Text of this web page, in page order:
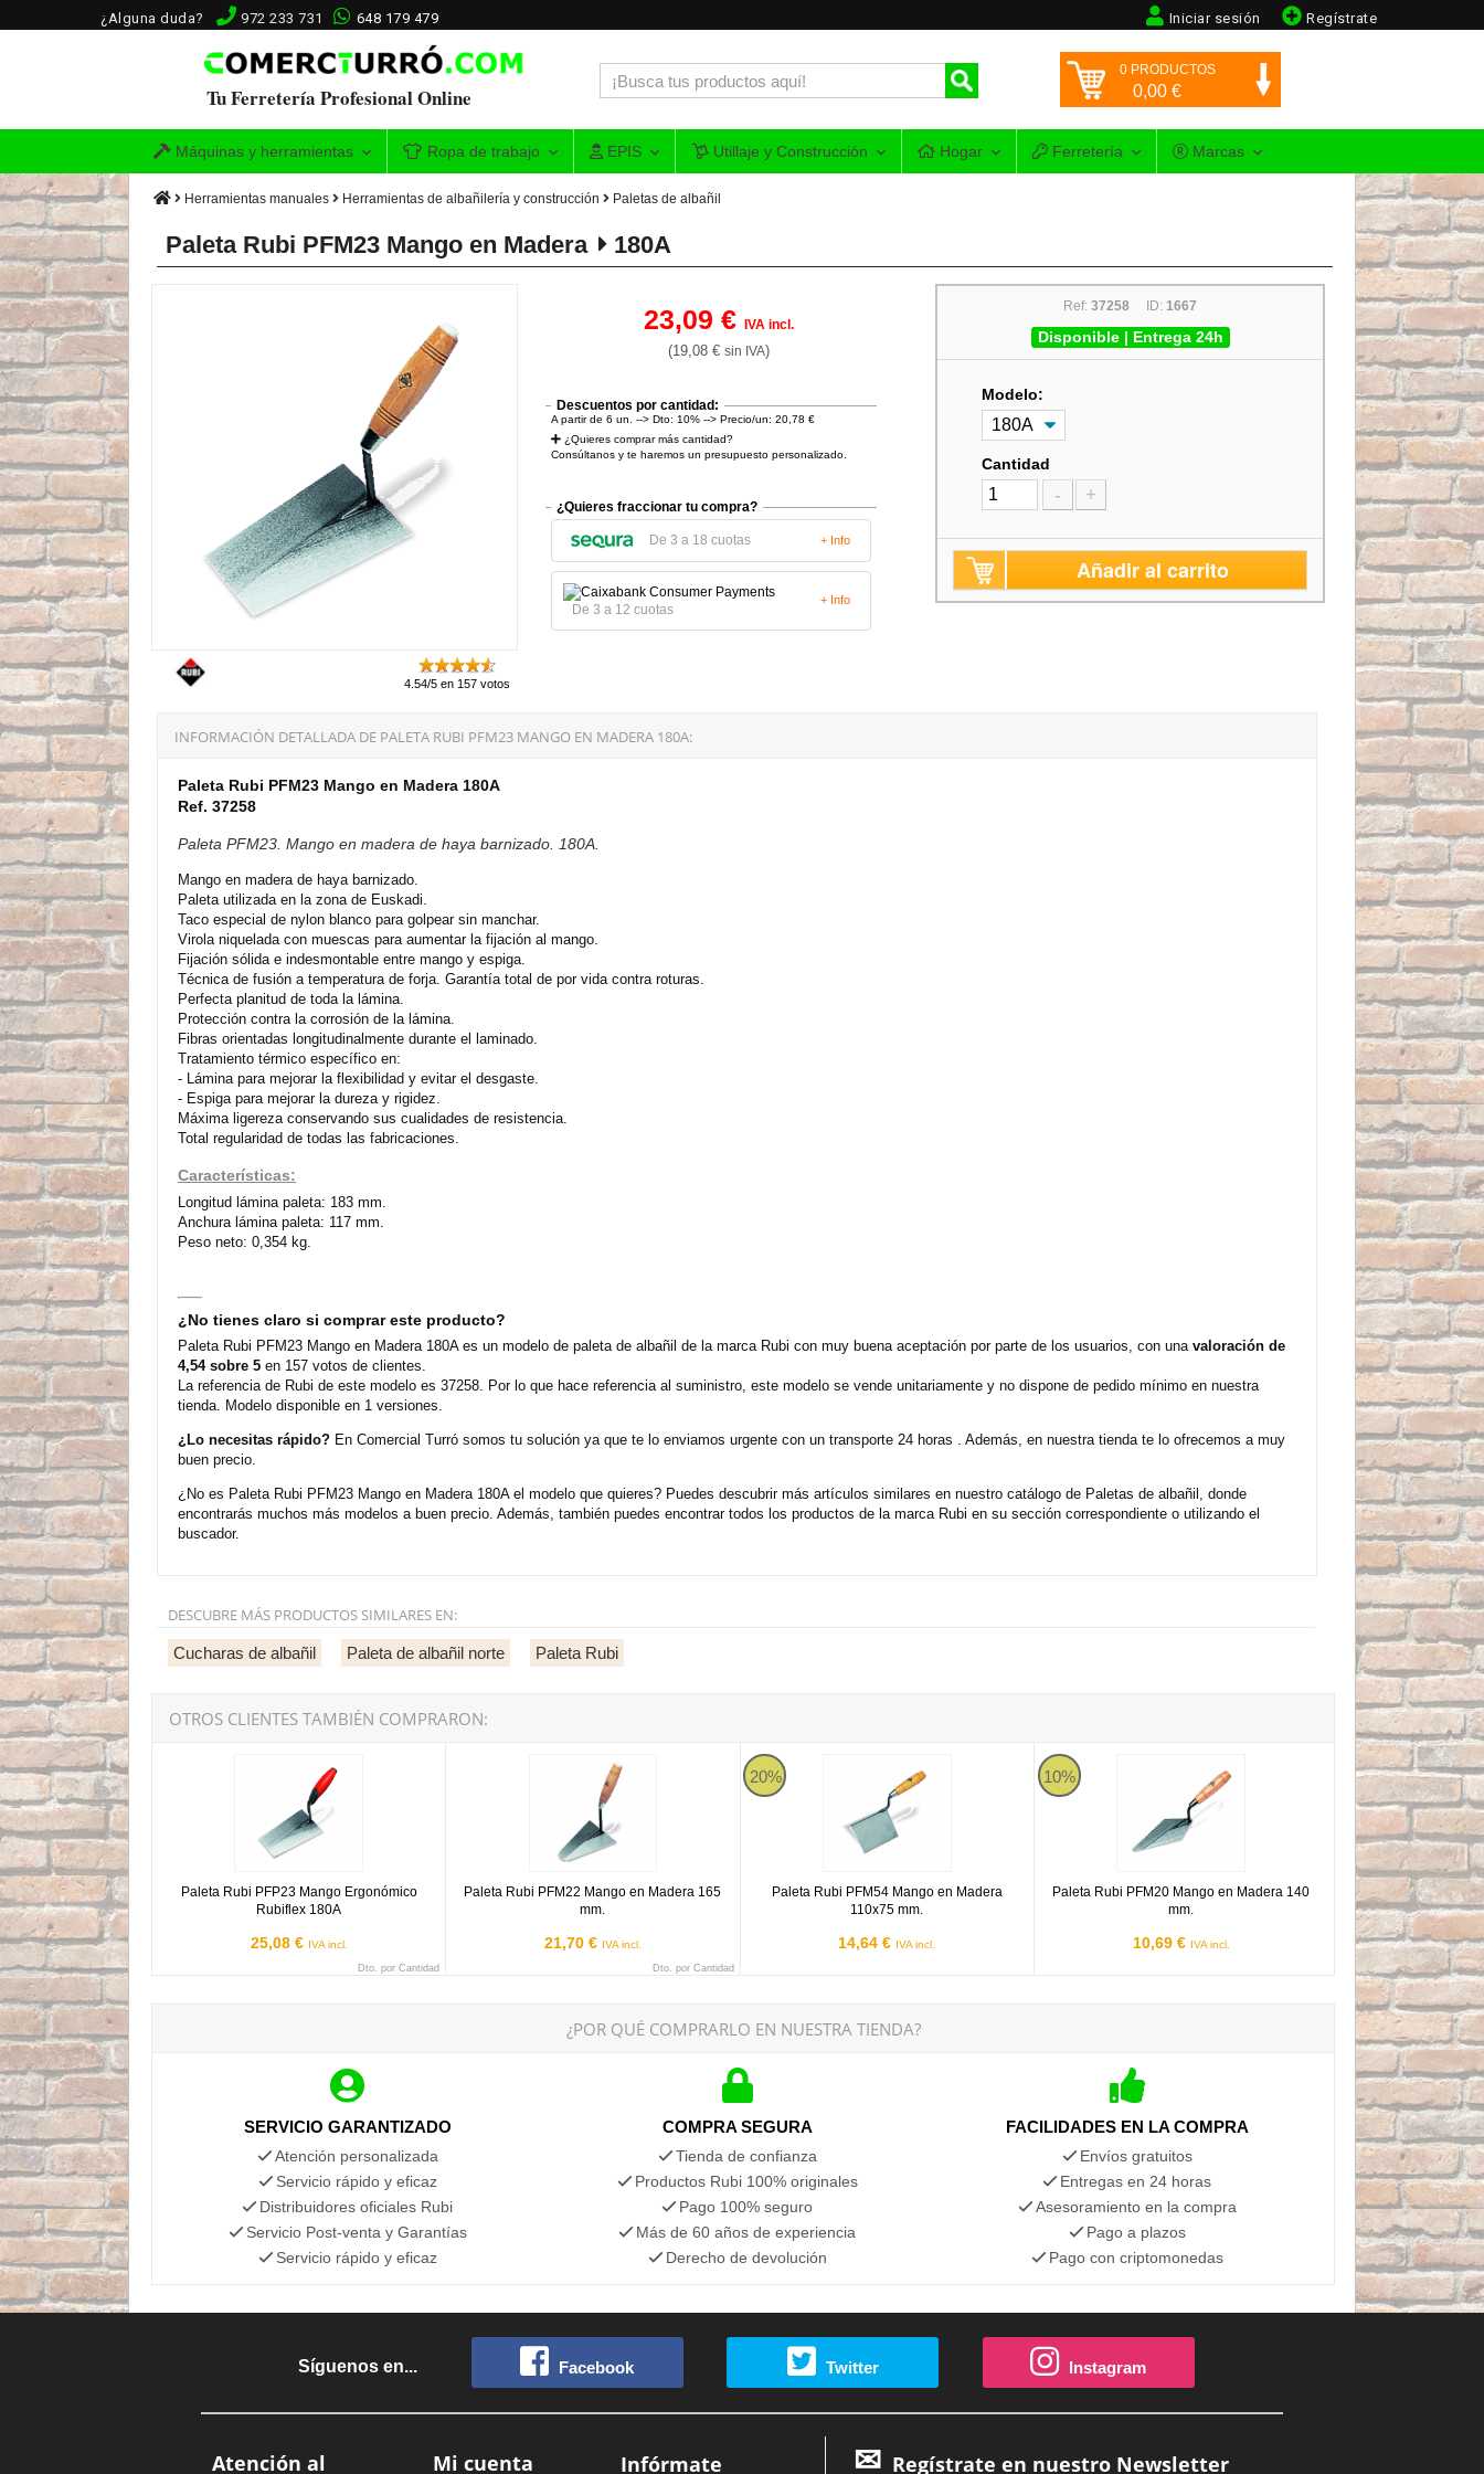
¿Alguna duda? 972 233 731 648 179 479 Regístrate
Iniciar sesión
Tu Ferretería Profesional Online
0 PRODUCTOS
0,00 €
Máquinas y herramientas Ropa de trabajo EPIS Utillaje y Construcción Hogar Ferretería Marcas
Herramientas manuales Herramientas de albañilería y construcción Paletas de albañil
Paleta Rubi PFM23 Mango en Madera 180A
4.54/5 en 157 votos
23,09 €IVA incl.
(19,08 €sin IVA)
Descuentos por cantidad:
A partir de 6 un. --> Dto: 10% --> Precio/un: 20,78 €
¿Quieres comprar más cantidad?
Consúltanos y te haremos un presupuesto personalizado.
¿Quieres fraccionar tu compra?
De 3 a 18 cuotas + Info
De 3 a 12 cuotas
+ Info
Ref:37258 ID:1667
Disponible | Entrega 24h
Modelo:
Cantidad
- +
Añadir al carrito
INFORMACIÓN DETALLADA DE PALETA RUBI PFM23 MANGO EN MADERA 180A:
Paleta Rubi PFM23 Mango en Madera 180A
Ref. 37258
Paleta PFM23. Mango en madera de haya barnizado. 180A.
Mango en madera de haya barnizado.
Paleta utilizada en la zona de Euskadi.
Taco especial de nylon blanco para golpear sin manchar.
Virola niquelada con muescas para aumentar la fijación al mango.
Fijación sólida e indesmontable entre mango y espiga.
Técnica de fusión a temperatura de forja. Garantía total de por vida contra roturas.
Perfecta planitud de toda la lámina.
Protección contra la corrosión de la lámina.
Fibras orientadas longitudinalmente durante el laminado.
Tratamiento térmico específico en:
- Lámina para mejorar la flexibilidad y evitar el desgaste.
- Espiga para mejorar la dureza y rigidez.
Máxima ligereza conservando sus cualidades de resistencia.
Total regularidad de todas las fabricaciones.
Características:
Longitud lámina paleta: 183 mm.
Anchura lámina paleta: 117 mm.
Peso neto: 0,354 kg.
¿No tienes claro si comprar este producto?
Paleta Rubi PFM23 Mango en Madera 180A es un modelo de paleta de albañil de la marca Rubi con muy buena aceptación por parte de los usuarios, con una valoración de
4,54 sobre 5 en 157 votos de clientes.
La referencia de Rubi de este modelo es 37258. Por lo que hace referencia al suministro, este modelo se vende unitariamente y no dispone de pedido mínimo en nuestra
tienda. Modelo disponible en 1 versiones.
¿Lo necesitas rápido? En Comercial Turró somos tu solución ya que te lo enviamos urgente con un transporte 24 horas . Además, en nuestra tienda te lo ofrecemos a muy
buen precio.
¿No es Paleta Rubi PFM23 Mango en Madera 180A el modelo que quieres? Puedes descubrir más artículos similares en nuestro catálogo de Paletas de albañil, donde
encontrarás muchos más modelos a buen precio. Además, también puedes encontrar todos los productos de la marca Rubi en su sección correspondiente o utilizando el
buscador.
DESCUBRE MÁS PRODUCTOS SIMILARES EN:
Cucharas de albañil Paleta de albañil norte Paleta Rubi
OTROS CLIENTES TAMBIÉN COMPRARON:
Paleta Rubi PFP23 Mango Ergonómico
Rubiflex 180A
25,08 € IVA incl.
Dto. por Cantidad
Paleta Rubi PFM22 Mango en Madera 165
mm.
21,70 € IVA incl.
Dto. por Cantidad
Paleta Rubi PFM22 Mango en Madera 165 mm.
20%
Paleta Rubi PFM54 Mango en Madera
110x75 mm.
14,64 € IVA incl.
Paleta Rubi PFM54 Mango en Madera 110x75 mm.
10%
Paleta Rubi PFM20 Mango en Madera 140
mm.
10,69 € IVA incl.
Paleta Rubi PFM20 Mango en Madera 140 mm.
¿POR QUÉ COMPRARLO EN NUESTRA TIENDA?
SERVICIO GARANTIZADO
Atención personalizada
Servicio rápido y eficaz
Distribuidores oficiales Rubi
Servicio Post-venta y Garantías
Servicio rápido y eficaz
COMPRA SEGURA
Tienda de confianza
Productos Rubi 100% originales
Pago 100% seguro
Más de 60 años de experiencia
Derecho de devolución
FACILIDADES EN LA COMPRA
Envíos gratuitos
Entregas en 24 horas
Asesoramiento en la compra
Pago a plazos
Pago con criptomonedas
Síguenos en... Facebook Twitter Instagram
Atención al Mi cuenta Infórmate Regístrate en nuestro Newsletter